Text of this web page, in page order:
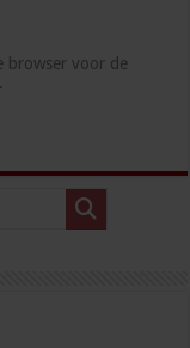
browser voor de